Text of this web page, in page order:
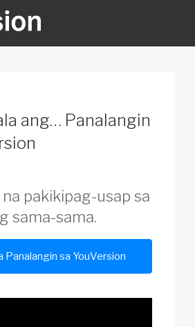
ang… Panalangin
pakikipag-usap sa
sama-sama.
Panalangin sa YouVersion